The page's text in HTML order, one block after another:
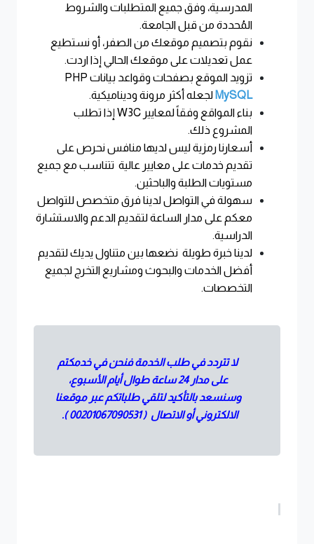
المدرسية، وفق جميع المتطلبات والشروط
المُحددة من قبل الجامعة.
نقوم بتصميم موقعك من الصفر، أو نستطيع
عمل تعديلات على موقعك الحالي إذا اردت.
تزويد الموقع بصفحات وقواعد بيانات
MySQL لجعله أكثر مرونة وديناميكية.
بناء المواقع وفقاً لمعايير
إذا تطلب
المشروع ذلك.
أسعارنا رمزية ليس لديها منافس نحرص على
تقديم خدمات على معايير عالية تتناسب مع جميع
مستويات الطلبة والباحثين.
سهولة في التواصل لدينا فرق متخصص للتواصل
معكم على مدار الساعة لتقديم الدعم والاستشارة
الدراسية.
لدينا خبرة طويلة نضعها بين متناول يديك لتقديم
أفضل الخدمات والبحوث ومشاريع التخرج لجميع
التخصصات.
لا تتردد في طلب الخدمة فنحن في خدمكتم
على مدار 24 ساعة طوال أيام الأسبوع،
وسنسعد بالتأكيد لتلقي طلباتكم عبر موقعنا
الالكتروني أو الاتصال (00201067090531
).